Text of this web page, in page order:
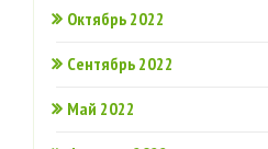
Октябрь 2022
Сентябрь 2022
Май 2022